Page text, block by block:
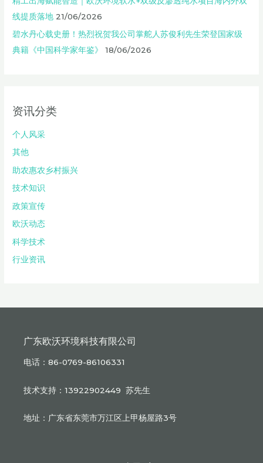
线提质落地 21/06/2026
碧水丹心载史册！热烈祝贺我公司掌舵人苏俊利先生荣登国家级
典籍《中国科学家年鉴》
18/06/2026
资讯分类
个人风采
其他
助农惠农乡村振兴
技术知识
政策宣传
欧沃动态
科学技术
行业资讯
广东欧沃环境科技有限公司
电话：86-0769-86106331
技术支持：13922902449 苏先生
地址：广东省东莞市万江区上甲杨屋路3号